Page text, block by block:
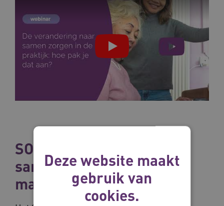
SOFA-model voor
samenwerken met
mantelzorgers
Deze website maakt
gebruik van
cookies.